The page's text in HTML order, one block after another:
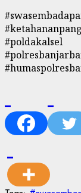
#poldakalsel